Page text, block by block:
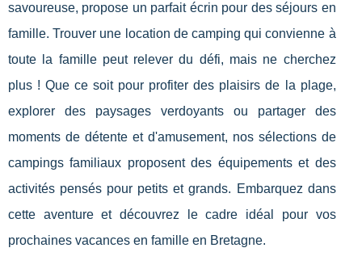
savoureuse, propose un parfait écrin pour des séjours en
famille. Trouver une location de camping qui convienne à
toute la famille peut relever du défi, mais ne cherchez
plus ! Que ce soit pour profiter des plaisirs de la plage,
explorer des paysages verdoyants ou partager des
moments de détente et d'amusement, nos sélections de
campings familiaux proposent des équipements et des
activités pensés pour petits et grands. Embarquez dans
cette aventure et découvrez le cadre idéal pour vos
prochaines vacances en famille en Bretagne.